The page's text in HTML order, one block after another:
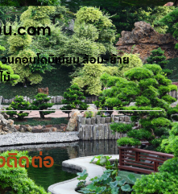
.com
นคอนโดมิเนียม ล้อม-ย้าย
ม้
ติดต่อ